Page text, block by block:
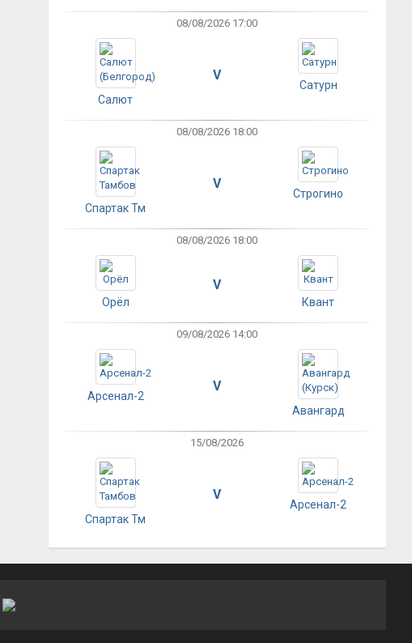
08/08/2026 17:00
Салют
V
Сатурн
08/08/2026 18:00
Спартак Тм
V
Строгино
08/08/2026 18:00
Орёл
V
Квант
09/08/2026 14:00
Арсенал-2
V
Авангард
15/08/2026
Спартак Тм
V
Арсенал-2